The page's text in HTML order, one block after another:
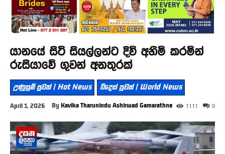
යානයේ සිටි සියල්ලන්ට දිවි අහිමි කරමින්
රුසියාවේ ගුවන් අනතුරක්
උණුසුම් පුවත් | Hot News විදෙස් පුවත් | World News
April 1, 2026 By Kavika Tharunindu Ashirwad Gamarathne 0
1111